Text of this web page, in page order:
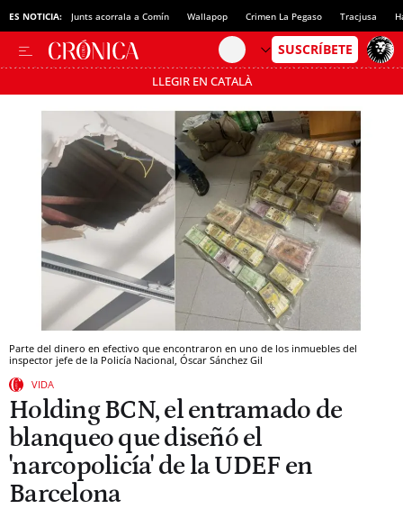
ES NOTICIA: Junts acorrala a Comín Wallapop Crimen La Pegaso Tracjusa
LLEGIR EN CATALÀ
Pásate al MODO AHORRO
Parte del dinero en efectivo que encontraron en uno de los inmuebles del
inspector jefe de la Policía Nacional, Óscar Sánchez Gil
VIDA
Holding BCN, el entramado de
blanqueo que diseñó el
'narcopolicía' de la UDEF en
Barcelona